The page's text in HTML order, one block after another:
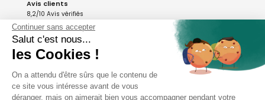
Avis clients
8,2/10 Avis vérifiés
L'Appli Phox
A propos de Phox
Continuer sans accepter
Salut c'est nous...
les Cookies !
On a attendu d'être sûrs que le contenu de
ce site vous intéresse avant de vous
déranger, mais on aimerait bien vous accompagner pendant votre